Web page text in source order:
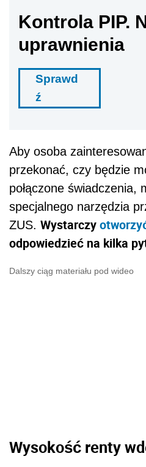
Kontrola PIP.
uprawnienia
Sprawd
ź
Aby osoba
przekonać, czy będzie
połączone świadczenia,
specjalnego narzędzia
ZUS. Wystarczy
odpowiedzieć na kilka
Dalszy ciąg materiału pod wideo
Wysokość renty